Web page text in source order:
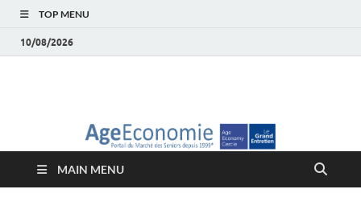
TOP MENU
10/08/2026
économie – Marché
des Seniors
MAIN MENU